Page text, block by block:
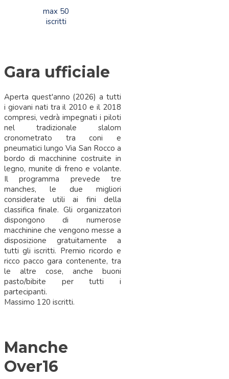
max 50
iscritti
Gara ufficiale
Aperta quest'anno (2026) a tutti
i giovani nati tra il 2010 e il 2018
compresi, vedrà impegnati i piloti
nel tradizionale slalom
cronometrato tra coni e
pneumatici lungo Via San Rocco a
bordo di macchinine costruite in
legno, munite di freno e volante.
Il programma prevede tre
manches, le due migliori
considerate utili ai fini della
classifica finale. Gli organizzatori
dispongono di numerose
macchinine che vengono messe a
disposizione gratuitamente a
tutti gli iscritti. Premio ricordo e
ricco pacco gara contenente, tra
le altre cose, anche buoni
pasto/bibite per tutti i
partecipanti.
Massimo 120 iscritti.
Manche
Over16